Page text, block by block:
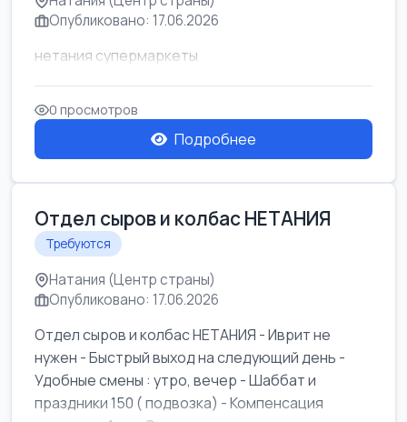
Опубликовано: 17.06.2026
нетания супермаркеты
0 просмотров
Подробнее
Отдел сыров и колбас НЕТАНИЯ
Требуются
Натания (Центр страны)
Опубликовано: 17.06.2026
Отдел сыров и колбас НЕТАНИЯ - Иврит не
нужен - Быстрый выход на следующий день -
Удобные смены : утро, вечер - Шаббат и
праздники 150 ( подвозка) - Компенсация